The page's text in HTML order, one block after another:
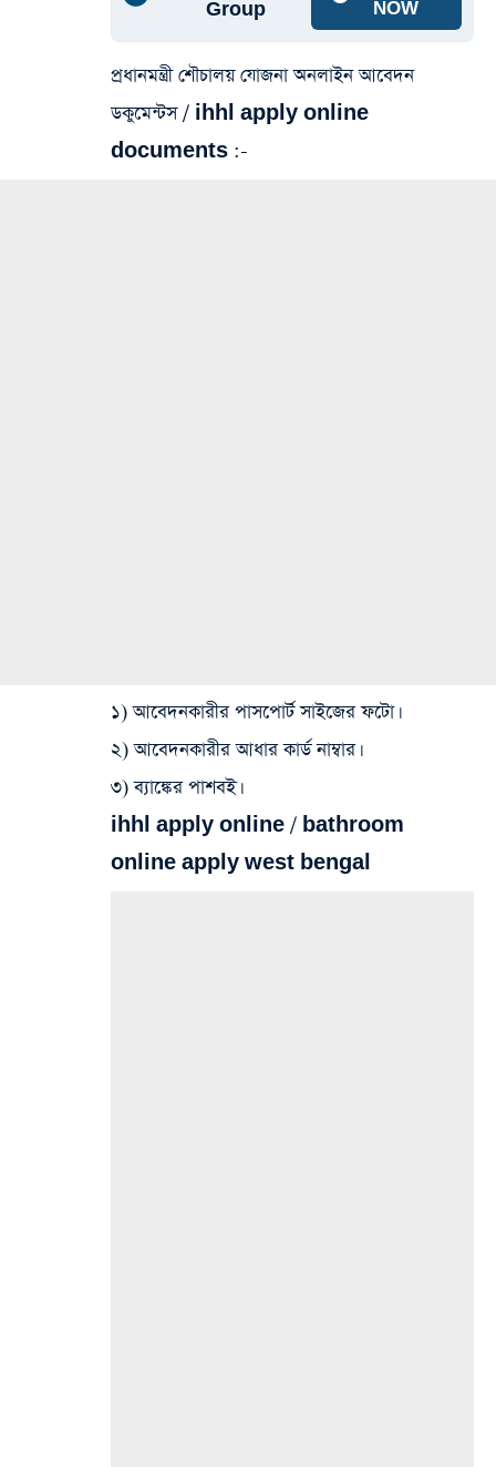
Group
NOW
প্রধানমন্ত্রী শৌচালয় যোজনা অনলাইন আবেদন
ডকুমেন্টস / ihhl apply online
documents :-
১) আবেদনকারীর পাসপোর্ট সাইজের ফটো।
২) আবেদনকারীর আধার কার্ড নাম্বার।
৩) ব্যাঙ্কের পাশবই।
ihhl apply online / bathroom
online apply west bengal